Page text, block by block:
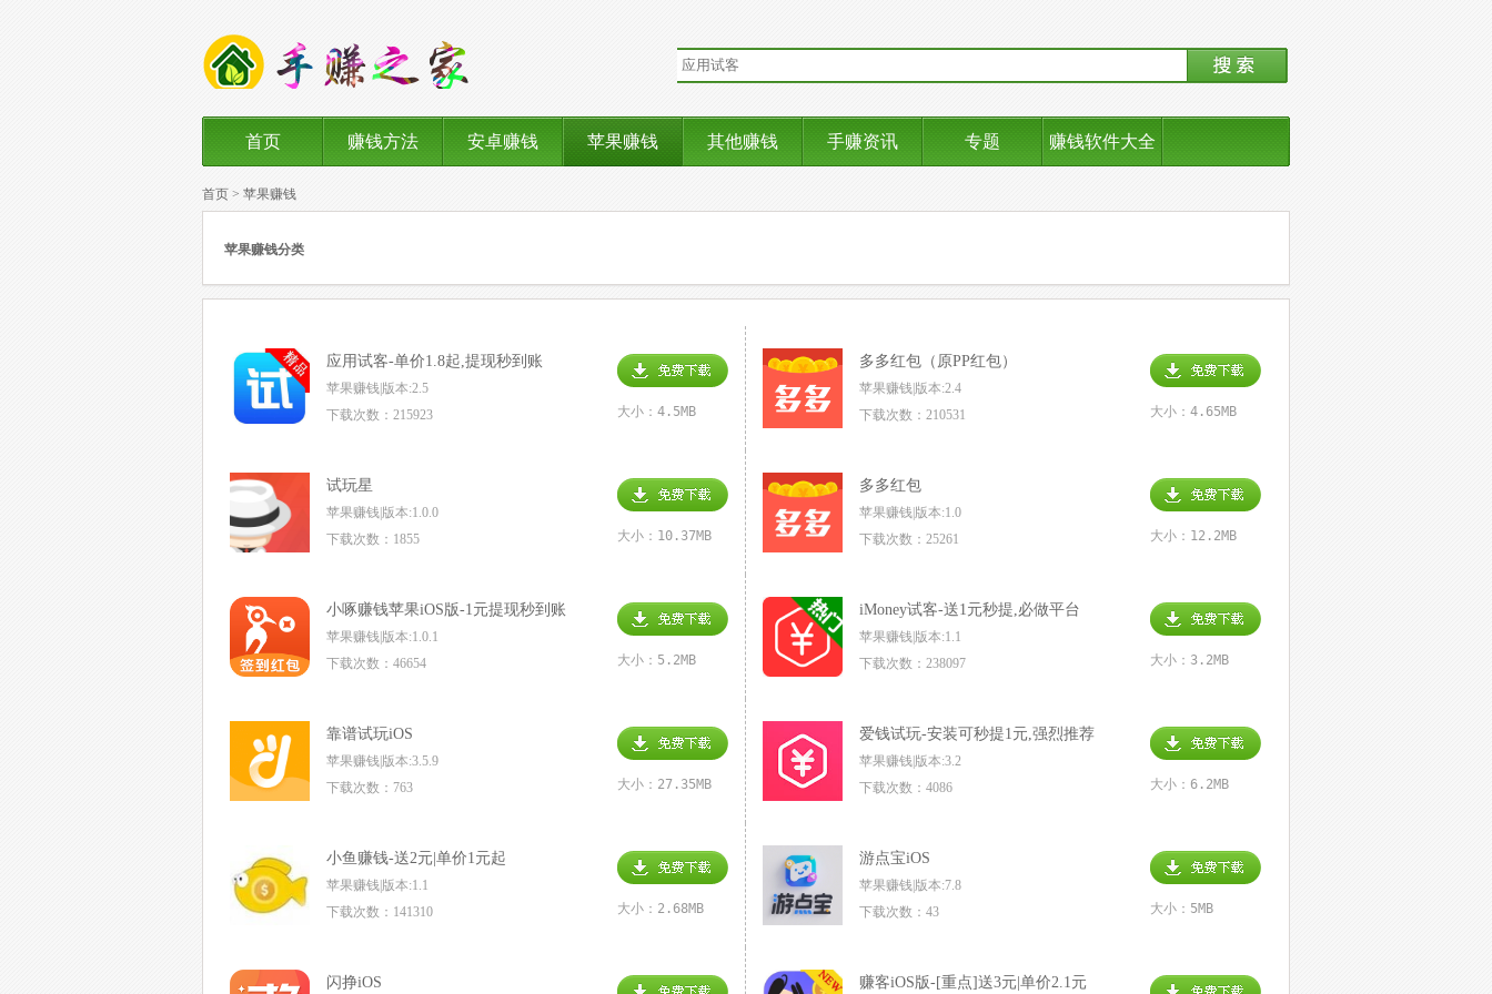
首页 赚钱方法 安卓赚钱 苹果赚钱 其他赚钱 手赚资讯 专题 赚钱软件大全
首页 > 苹果赚钱
苹果赚钱分类
大小：4.5MB
应用试客-单价1.8起,提现秒到账
苹果赚钱|版本:2.5
下载次数：215923
大小：4.65MB
多多红包（原PP红包）
苹果赚钱|版本:2.4
下载次数：210531
大小：10.37MB
试玩星
苹果赚钱|版本:1.0.0
下载次数：1855
大小：12.2MB
多多红包
苹果赚钱|版本:1.0
下载次数：25261
大小：5.2MB
小啄赚钱苹果iOS版-1元提现秒到账
苹果赚钱|版本:1.0.1
下载次数：46654
大小：3.2MB
iMoney试客-送1元秒提,必做平台
苹果赚钱|版本:1.1
下载次数：238097
大小：27.35MB
靠谱试玩iOS
苹果赚钱|版本:3.5.9
下载次数：763
大小：6.2MB
爱钱试玩-安装可秒提1元,强烈推荐
苹果赚钱|版本:3.2
下载次数：4086
大小：2.68MB
小鱼赚钱-送2元|单价1元起
苹果赚钱|版本:1.1
下载次数：141310
大小：5MB
游点宝iOS
苹果赚钱|版本:7.8
下载次数：43
闪挣iOS 赚客iOS版-[重点]送3元|单价2.1元